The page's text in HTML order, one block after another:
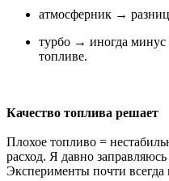
атмосферник →
турбо → иногда минус
топливе.
Качество топлива решает
Плохое топливо =
расход. Я давно
Эксперименты почти